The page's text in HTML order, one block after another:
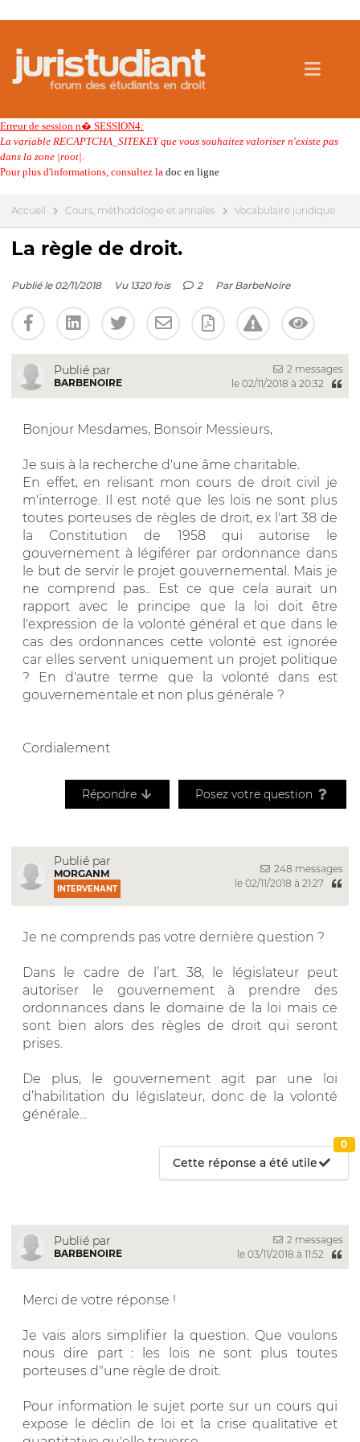
Erreur de session n� SESSION4:
La variable RECAPTCHA_SITEKEY que vous souhaitez valoriser n'existe pas
dans la zone |root|.
Pour plus d'informations, consultez la doc en ligne
Accueil Cours, méthodologie et annales Vocabulaire juridique
La règle de droit.
Publié le 02/11/2018 Vu 1320 fois 2 Par BarbeNoire
Publié par
BARBENOIRE
2 messages
le 02/11/2018 à 20:32
Bonjour Mesdames, Bonsoir Messieurs,
Je suis à la recherche d'une âme charitable.
En effet, en relisant mon cours de droit civil je
m'interroge. Il est noté que les lois ne sont plus
toutes porteuses de règles de droit, ex l'art 38 de
la Constitution de 1958 qui autorise le
gouvernement à légiférer par ordonnance dans
le but de servir le projet gouvernemental. Mais je
ne comprend pas.. Est ce que cela aurait un
rapport avec le principe que la loi doit être
l'expression de la volonté général et que dans le
cas des ordonnances cette volonté est ignorée
car elles servent uniquement un projet politique
? En d'autre terme que la volonté dans est
gouvernementale et non plus générale ?
Cordialement
Répondre Posez votre question
Publié par
MORGANM
INTERVENANT
248 messages
le 02/11/2018 à 21:27
Je ne comprends pas votre dernière question ?
Dans le cadre de l’art. 38, le législateur peut
autoriser le gouvernement à prendre des
ordonnances dans le domaine de la loi mais ce
sont bien alors des règles de droit qui seront
prises.
De plus, le gouvernement agit par une loi
d’habilitation du législateur, donc de la volonté
générale...
Cette réponse a été utile
0
Publié par
BARBENOIRE
2 messages
le 03/11/2018 à 11:52
Merci de votre réponse !
Je vais alors simplifier la question. Que voulons
nous dire part : les lois ne sont plus toutes
porteuses d"une règle de droit.
Pour information le sujet porte sur un cours qui
expose le déclin de loi et la crise qualitative et